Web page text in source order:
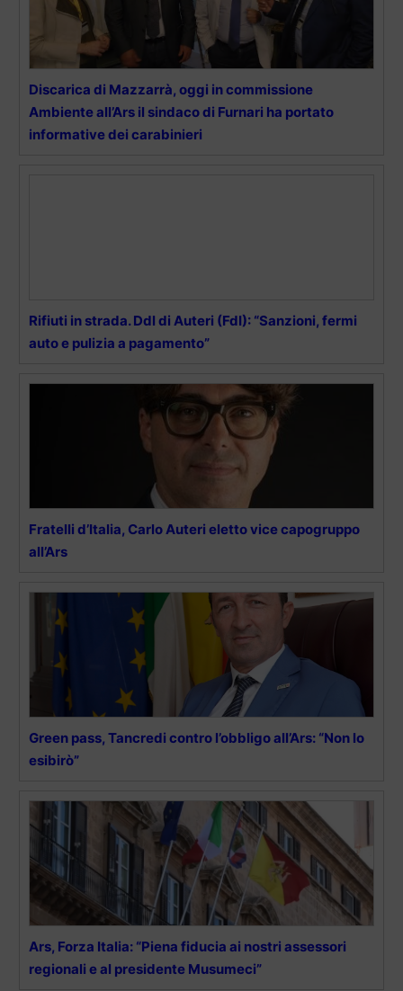
Discarica di Mazzarrà, oggi in commissione
Ambiente all’Ars il sindaco di Furnari ha portato
informative dei carabinieri
Rifiuti in strada. Ddl di Auteri (FdI): “Sanzioni, fermi
auto e pulizia a pagamento”
Fratelli d’Italia, Carlo Auteri eletto vice capogruppo
all’Ars
Green pass, Tancredi contro l’obbligo all’Ars: “Non lo
esibirò”
Ars, Forza Italia: “Piena fiducia ai nostri assessori
regionali e al presidente Musumeci”